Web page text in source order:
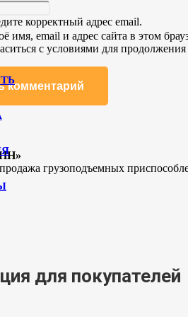
корректный адрес email.
имя, email и адрес сайта в этом
с условиями для продолжения
комментарий
грузоподъемных
для покупателей